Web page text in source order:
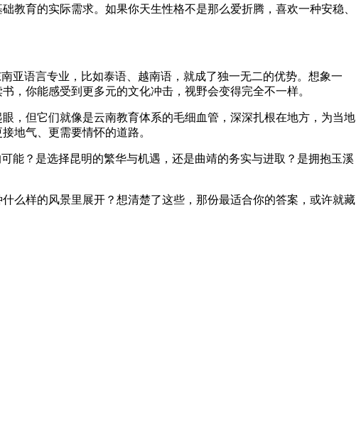
教育的实际需求。如果你天生性格不是那么爱折腾，喜欢一种安稳、
亚语言专业，比如泰语、越南语，就成了独一无二的优势。想象一
，你能感受到更多元的文化冲击，视野会变得完全不一样。
，但它们就像是云南教育体系的毛细血管，深深扎根在地方，为当地
地气、更需要情怀的道路。
能？是选择昆明的繁华与机遇，还是曲靖的务实与进取？是拥抱玉溪
么样的风景里展开？想清楚了这些，那份最适合你的答案，或许就藏